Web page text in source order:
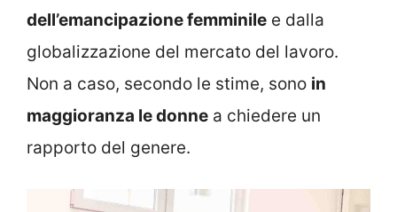
dell’emancipazione femminile e dalla
globalizzazione del mercato del lavoro.
Non a caso, secondo le stime, sono in
maggioranza le donne a chiedere un
rapporto del genere.